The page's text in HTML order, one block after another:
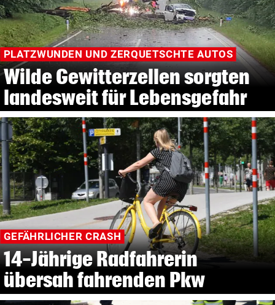
PLATZWUNDEN UND ZERQUETSCHTE AUTOS
Wilde Gewitterzellen sorgten
landesweit für Lebensgefahr
GEFÄHRLICHER CRASH
14-Jährige Radfahrerin
übersah fahrenden Pkw